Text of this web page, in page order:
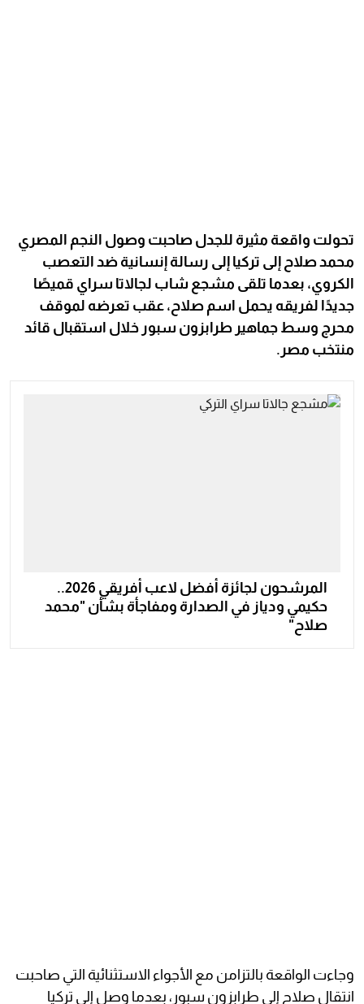
تحولت واقعة مثيرة للجدل صاحبت وصول النجم المصري
محمد صلاح إلى تركيا إلى رسالة إنسانية ضد التعصب
الكروي، بعدما تلقى مشجع شاب لجالاتا سراي قميصًا
جديدًا لفريقه يحمل اسم صلاح، عقب تعرضه لموقف
محرج وسط جماهير طرابزون سبور خلال استقبال قائد
منتخب مصر.
المرشحون لجائزة أفضل لاعب أفريقي 2026..
حكيمي ودياز في الصدارة ومفاجأة بشأن "محمد
صلاح"
وجاءت الواقعة بالتزامن مع الأجواء الاستثنائية التي صاحبت
انتقال صلاح إلى طرابزون سبور، بعدما وصل إلى تركيا